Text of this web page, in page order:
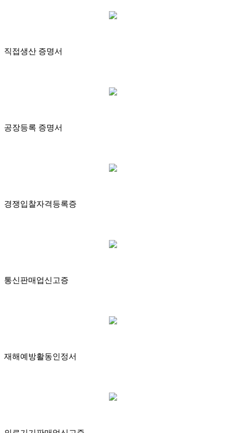
직접생산 증명서
공장등록 증명서
경쟁입찰자격등록증
통신판매업신고증
재해예방활동인정서